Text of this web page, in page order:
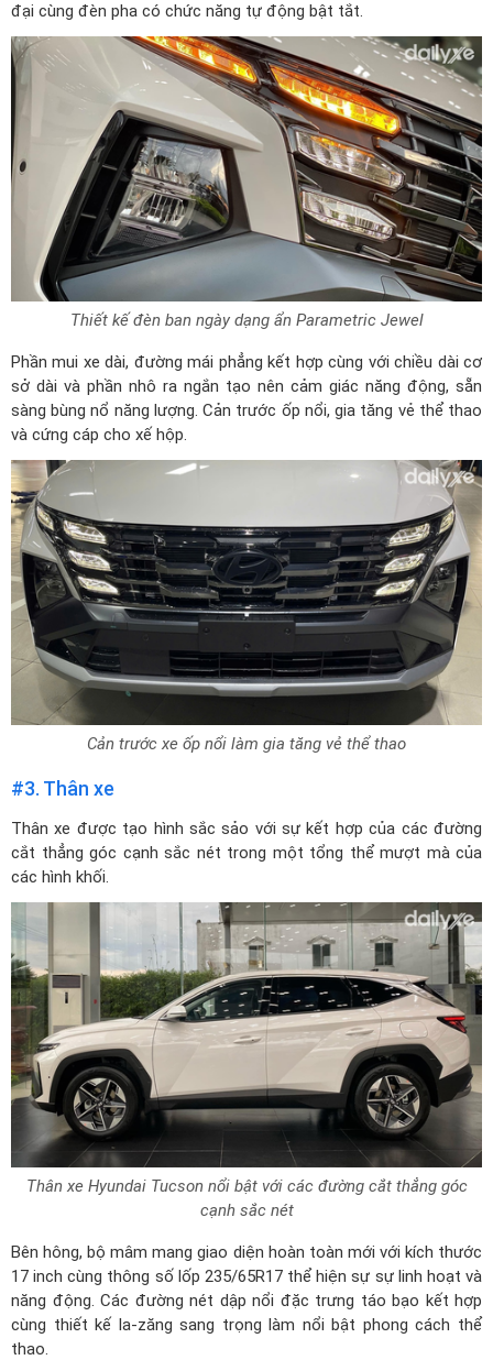
đại cùng đèn pha có chức năng tự động bật tắt.
Thiết kế đèn ban ngày dạng ẩn Parametric Jewel
Phần mui xe dài, đường mái phẳng kết hợp cùng với chiều dài cơ
sở dài và phần nhô ra ngắn tạo nên cảm giác năng động, sẵn
sàng bùng nổ năng lượng. Cản trước ốp nổi, gia tăng vẻ thể thao
và cứng cáp cho xế hộp.
Cản trước xe ốp nổi làm gia tăng vẻ thể thao
#3. Thân xe
Thân xe được tạo hình sắc sảo với sự kết hợp của các đường
cắt thẳng góc cạnh sắc nét trong một tổng thể mượt mà của
các hình khối.
Thân xe Hyundai Tucson nổi bật với các đường cắt thẳng góc
cạnh sắc nét
Bên hông, bộ mâm mang giao diện hoàn toàn mới với kích thước
17 inch cùng thông số lốp 235/65R17 thể hiện sự sự linh hoạt và
năng động. Các đường nét dập nổi đặc trưng táo bạo kết hợp
cùng thiết kế la-zăng sang trọng làm nổi bật phong cách thể
thao.